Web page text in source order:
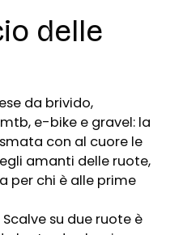
delle
da brivido,
e-bike e gravel: la
con al cuore le
amanti delle ruote,
per chi è alle prime
su due ruote è